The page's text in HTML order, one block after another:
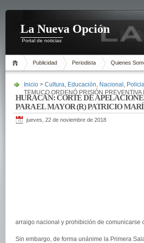
La Nueva Opción
Portal de noticias
Publicidad Periodista Quienes
Inicio > Cultura, Educación, Nacional ,
TEMUCO ORDENÓ PRISIÓN PREVENTIVA
HURACÁN: CORTE DE
PARA EL MAYOR (R) PATRICIO
jueves, 22 de noviembre de 2018
arraigo nacional y prohibición de comunicarse
Sin embargo, de forma unánime la Primera